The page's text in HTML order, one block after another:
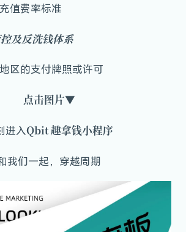
值费率标准
及反洗钱体系
区的支付牌照或许可
点击图片▼
进入Qbit 趣拿钱小程序
我们一起，穿越周期